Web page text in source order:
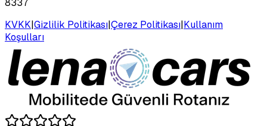
8337
KVKK|Gizlilik Politikası|Çerez Politikası|Kullanım
Koşulları